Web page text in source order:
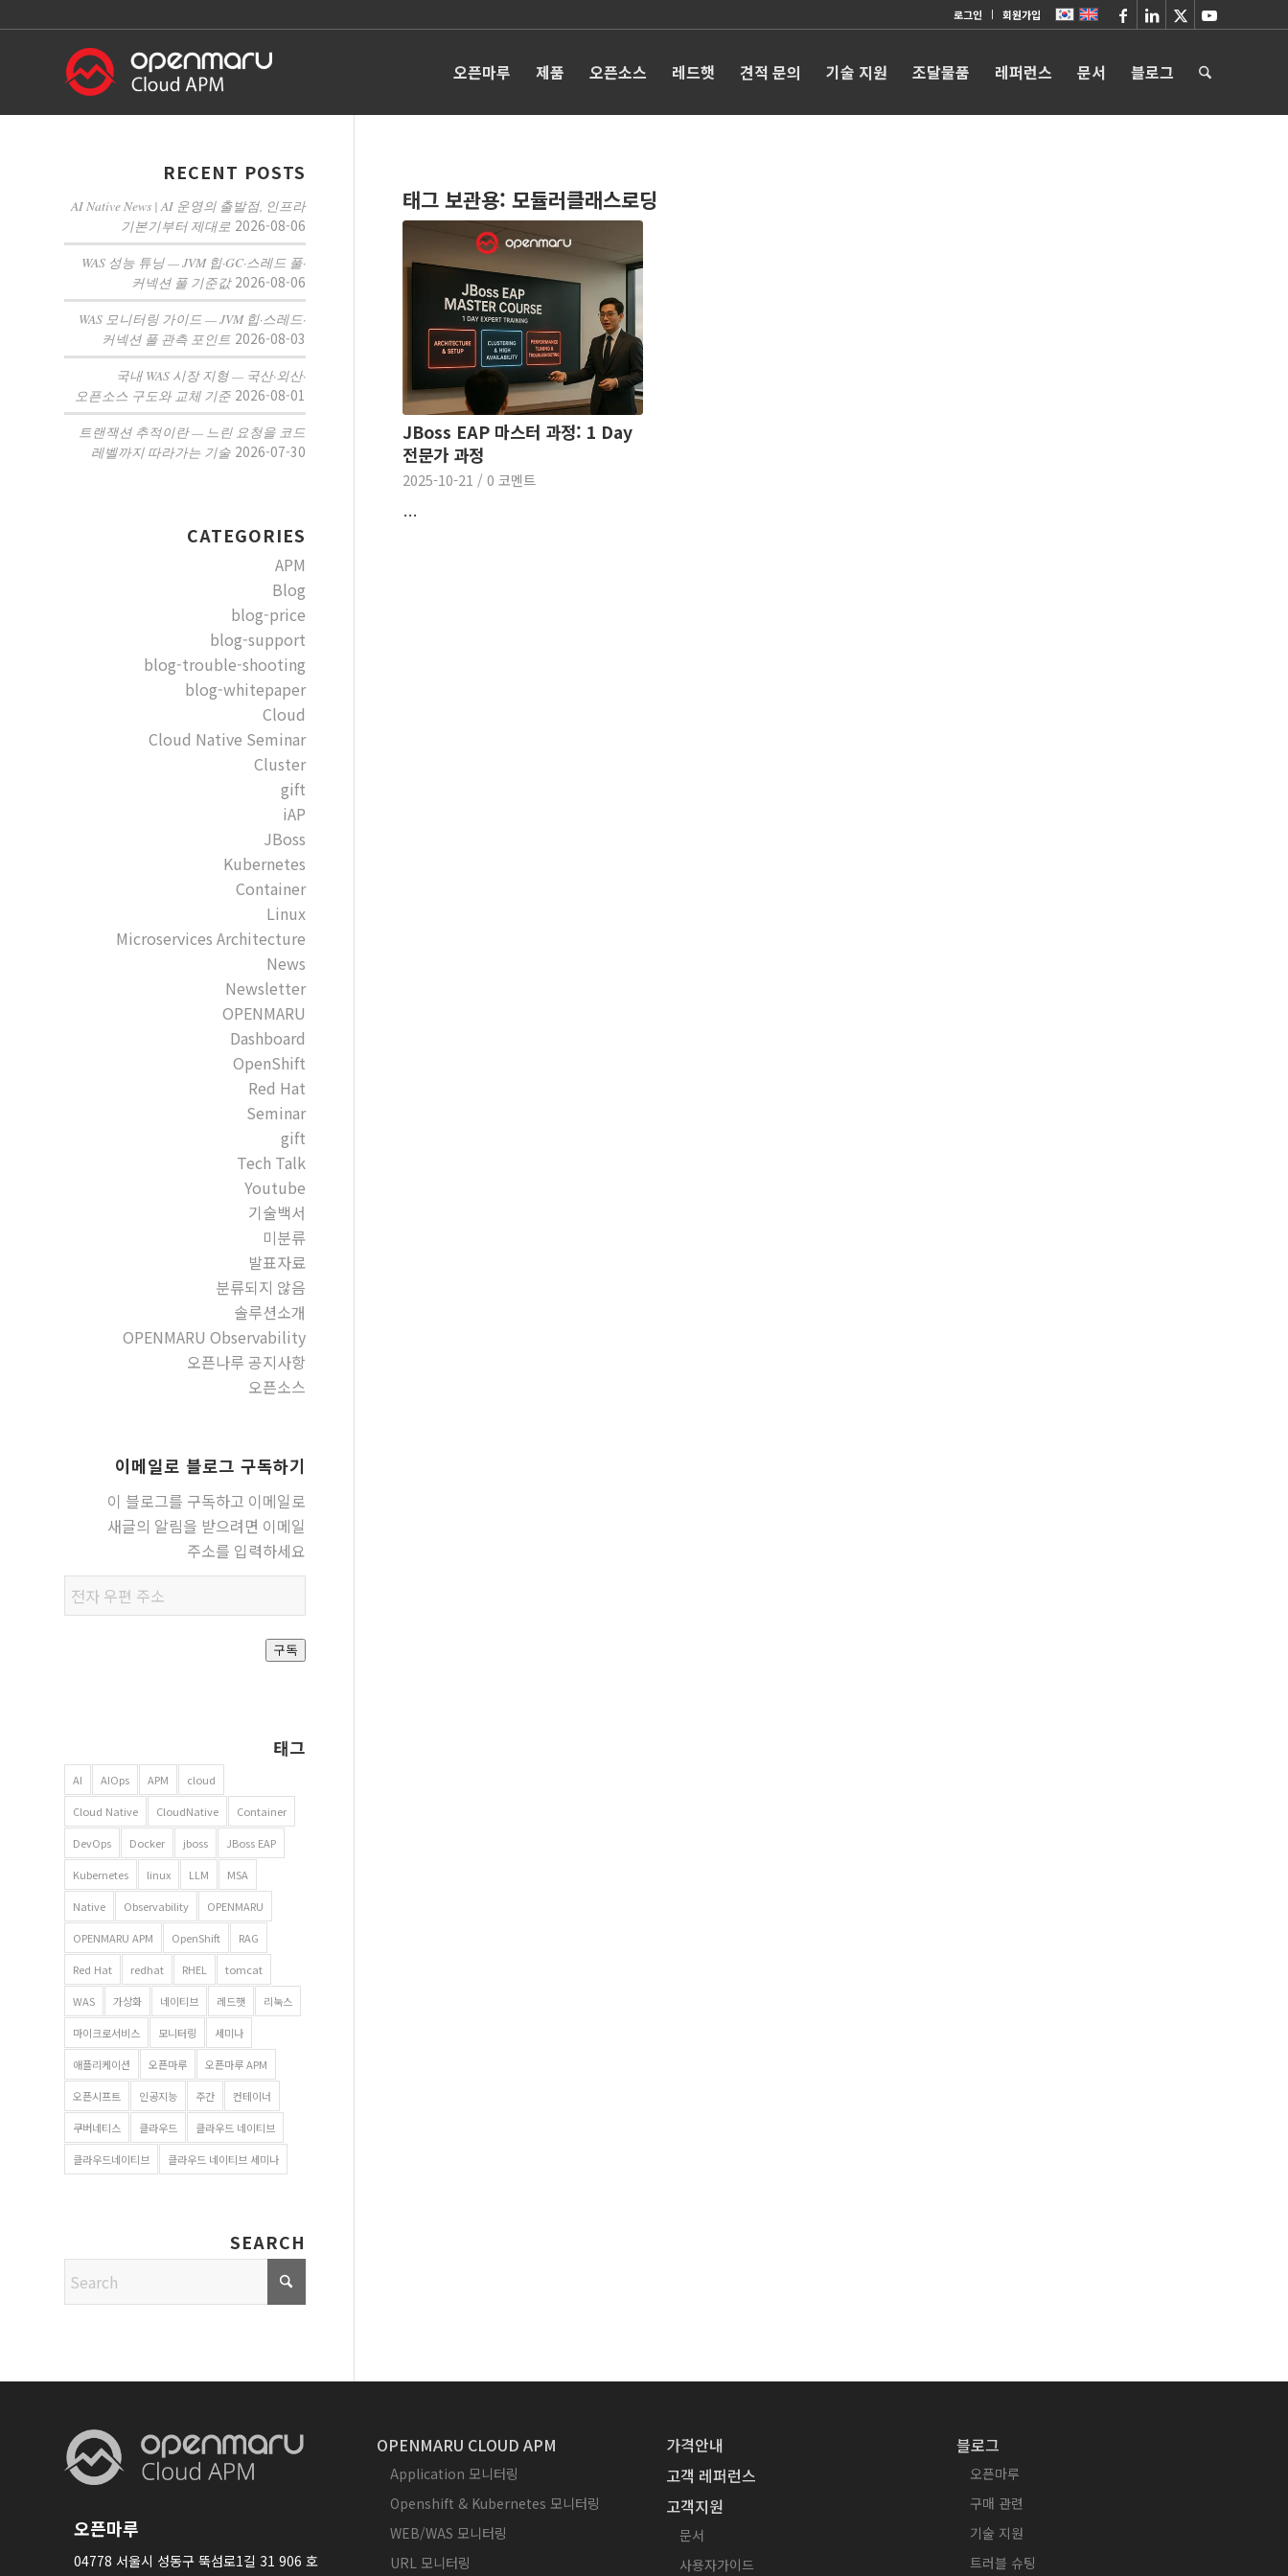
로그인 회원가입
오픈마루 제품 오픈소스 레드햇 견적 문의 기술 지원 조달물품 레퍼런스 문서 블로그
태그 보관용: 모듈러클래스로딩
JBoss EAP 마스터 과정: 1 Day
전문가 과정
2025-10-21 / 0 코멘트
…
RECENT POSTS
AI Native News | AI 운영의 출발점, 인프라
기본기부터 제대로 2026-08-06
WAS 성능 튜닝 — JVM 힙·GC·스레드 풀·
커넥션 풀 기준값 2026-08-06
WAS 모니터링 가이드 — JVM 힙·스레드·
커넥션 풀 관측 포인트 2026-08-03
국내 WAS 시장 지형 — 국산·외산·
오픈소스 구도와 교체 기준 2026-08-01
트랜잭션 추적이란 — 느린 요청을 코드
레벨까지 따라가는 기술 2026-07-30
CATEGORIES
APM
Blog
blog-price
blog-support
blog-trouble-shooting
blog-whitepaper
Cloud
Cloud Native Seminar
Cluster
gift
iAP
JBoss
Kubernetes
Container
Linux
Microservices Architecture
News
Newsletter
OPENMARU
Dashboard
OpenShift
Red Hat
Seminar
gift
Tech Talk
Youtube
기술백서
미분류
발표자료
분류되지 않음
솔루션소개
OPENMARU Observability
오픈나루 공지사항
오픈소스
이메일로 블로그 구독하기
이 블로그를 구독하고 이메일로
새글의 알림을 받으려면 이메일
주소를 입력하세요
우편
주소
구독
태그
AI AIOps APM cloud
Cloud Native CloudNative Container
DevOps Docker jboss JBoss EAP
Kubernetes linux LLM MSA
Native Observability OPENMARU
OPENMARU APM OpenShift RAG
Red Hat redhat RHEL tomcat
WAS 가상화 네이티브 레드햇 리눅스
마이크로서비스 모니터링 세미나
애플리케이션 오픈마루 오픈마루 APM
오픈시프트 인공지능 주간 컨테이너
쿠버네티스 클라우드 클라우드 네이티브
클라우드네이티브 클라우드 네이티브 세미나
SEARCH
오픈마루
04778 서울시 성동구 뚝섬로1길 31 906 호
OPENMARU CLOUD APM
Application 모니터링
Openshift & Kubernetes 모니터링
WEB/WAS 모니터링
URL 모니터링
가격안내
고객 레퍼런스
고객지원
문서
사용자가이드
블로그
오픈마루
구매 관련
기술 지원
트러블 슈팅